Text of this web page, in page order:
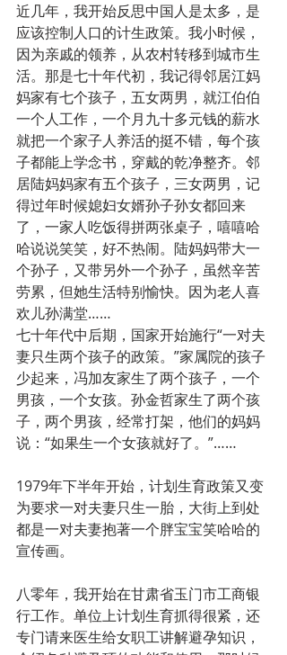
近几年，我开始反思中国人是太多，是
应该控制人口的计生政策。我小时候，
因为亲戚的领养，从农村转移到城市生
活。那是七十年代初，我记得邻居江妈
妈家有七个孩子，五女两男，就江伯伯
一个人工作，一个月九十多元钱的薪水
就把一个家子人养活的挺不错，每个孩
子都能上学念书，穿戴的乾净整齐。邻
居陆妈妈家有五个孩子，三女两男，记
得过年时候媳妇女婿孙子孙女都回来
了，一家人吃饭得拼两张桌子，嘻嘻哈
哈说说笑笑，好不热闹。陆妈妈带大一
个孙子，又带另外一个孙子，虽然辛苦
劳累，但她生活特别愉快。因为老人喜
欢儿孙满堂……
七十年代中后期，国家开始施行“一对夫
妻只生两个孩子的政策。”家属院的孩子
少起来，冯加友家生了两个孩子，一个
男孩，一个女孩。孙金哲家生了两个孩
子，两个男孩，经常打架，他们的妈妈
说：“如果生一个女孩就好了。”……
1979年下半年开始，计划生育政策又变
为要求一对夫妻只生一胎，大街上到处
都是一对夫妻抱著一个胖宝宝笑哈哈的
宣传画。
八零年，我开始在甘肃省玉门市工商银
行工作。单位上计划生育抓得很紧，还
专门请来医生给女职工讲解避孕知识，